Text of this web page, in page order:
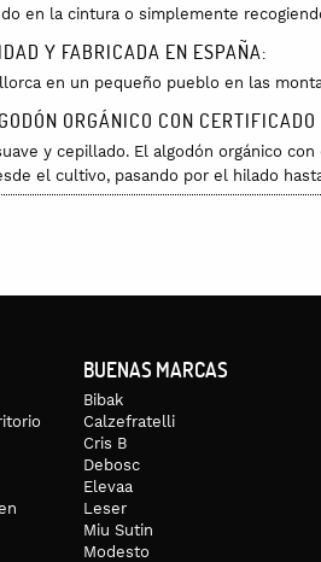
en la cintura o simplemente
Y FABRICADA EN ESPAÑA:
en un pequeño pueblo en las
ORGÁNICO CON CERTIFICADO
y cepillado. El algodón orgánico
el cultivo, pasando por el hilado
BUENAS MARCAS
Bibak
Calzefratelli
Cris B
Debosc
Elevaa
Leser
Miu Sutin
Modesto